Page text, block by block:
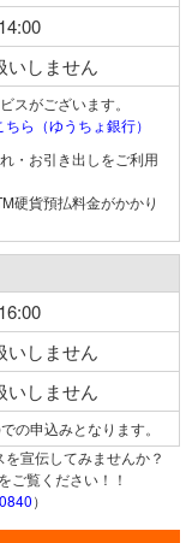
いしません
スがございます。
ら（ゆうちょ銀行）
・お引き出しをご利用
硬貨預払料金がかかり
いしません
いしません
の申込みとなります。
宣伝してみませんか？
ご覧ください！！
）